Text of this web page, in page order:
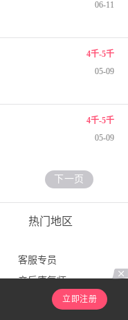
06-11
4千-5千
05-09
4千-5千
05-09
下一页
热门地区
客服专员
产后康复师
销售商务拓展其他职位
立即注册